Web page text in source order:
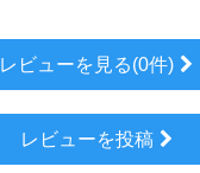
レビューを見る(0件)
レビューを投稿